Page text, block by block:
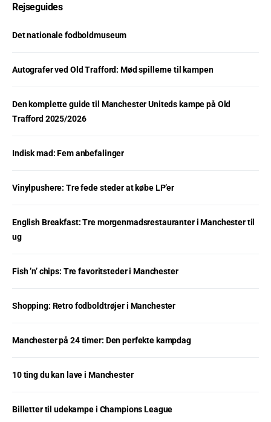
Rejseguides
Det nationale fodboldmuseum
Autografer ved Old Trafford: Mød spillerne til kampen
Den komplette guide til Manchester Uniteds kampe på Old
Trafford 2025/2026
Indisk mad: Fem anbefalinger
Vinylpushere: Tre fede steder at købe LP’er
English Breakfast: Tre morgenmadsrestauranter i Manchester til
ug
Fish ’n’ chips: Tre favoritsteder i Manchester
Shopping: Retro fodboldtrøjer i Manchester
Manchester på 24 timer: Den perfekte kampdag
10 ting du kan lave i Manchester
Billetter til udekampe i Champions League